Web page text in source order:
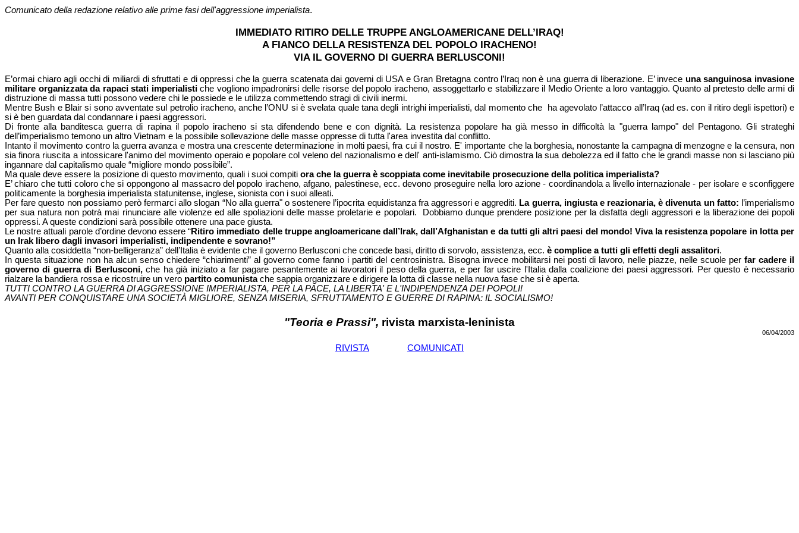
Comunicato della redazione relativo alle prime fasi dell'aggressione imperialista.
IMMEDIATO RITIRO DELLE TRUPPE ANGLOAMERICANE DELL’IRAQ!
A FIANCO DELLA RESISTENZA DEL POPOLO IRACHENO!
VIA IL GOVERNO DI GUERRA BERLUSCONI!
E’ormai chiaro agli occhi di miliardi di sfruttati e di oppressi che la guerra scatenata dai governi di USA e Gran Bretagna contro l’Iraq non è una guerra di liberazione. E’ invece una sanguinosa invasione
militare organizzata da rapaci stati imperialistiche vogliono impadronirsi delle risorse del popolo iracheno, assoggettarlo e stabilizzare il Medio Oriente a loro vantaggio. Quanto al pretesto delle armi di
distruzione di massa tutti possono vedere chi le possiede e le utilizza commettendo stragi di civili inermi.
Mentre Bush e Blair si sono avventate sul petrolio iracheno, anche l’ONU si è svelata quale tana degli intrighi imperialisti, dal momento che
ha agevolato l’attacco all’Iraq (ad es. con il ritiro degli ispettori) e
si è ben guardata dal condannare i paesi aggressori.
Di fronte alla banditesca guerra di rapina il popolo iracheno si sta difendendo bene e con dignità. La resistenza popolare ha già messo in difficoltà la "guerra lampo" del Pentagono. Gli strateghi
dell’imperialismo temono un altro Vietnam e la possibile sollevazione delle masse oppresse di tutta l'area investita dal conflitto.
Intanto il movimento contro la guerra avanza e mostra una crescente determinazione in molti paesi, fra cui il nostro. E' importante che la borghesia, nonostante la campagna di menzogne e la censura, non
sia finora riuscita a intossicare l'animo del movimento operaio e popolare col veleno del nazionalismo e dell' anti-islamismo. Ciò dimostra la sua debolezza ed il fatto che le grandi masse non si lasciano più
ingannare dal capitalismo quale “migliore mondo possibile”.
Ma quale deve essere la posizione di questo movimento, quali i suoi compiti ora che la guerra è scoppiata come inevitabile prosecuzione della politica imperialista?
E’ chiaro che tutti coloro che si oppongono al massacro del popolo iracheno, afgano, palestinese, ecc. devono proseguire nella loro azione - coordinandola a livello internazionale - per isolare e sconfiggere
politicamente la borghesia imperialista statunitense, inglese, sionista con i suoi alleati.
Per fare questo non possiamo però fermarci allo slogan “No alla guerra" o sostenere l’ipocrita equidistanza fra aggressori e aggrediti. La guerra, ingiusta e reazionaria, è divenuta un fatto: l’imperialismo
per sua natura non potrà mai rinunciare alle violenze ed alle spoliazioni delle masse proletarie e popolari.
Dobbiamo dunque prendere posizione per la disfatta degli aggressori e la liberazione dei popoli
oppressi. A queste condizioni sarà possibile ottenere una pace giusta.
Le nostre attuali parole d’ordine devono essere “Ritiro immediato delle truppe angloamericane dall’Irak, dall’Afghanistan e da tutti gli altri paesi del mondo! Viva la resistenza popolare in lotta per
un Irak libero dagli invasori imperialisti, indipendente e sovrano!”
Quanto alla cosiddetta “non-belligeranza” dell’Italia è evidente che il governo Berlusconi che concede basi, diritto di sorvolo, assistenza, ecc. è complice a tutti gli effetti degli assalitori.
In questa situazione non ha alcun senso chiedere “chiarimenti” al governo come fanno i partiti del centrosinistra. Bisogna invece mobilitarsi nei posti di lavoro, nelle piazze, nelle scuole per far cadere il
governo di guerra di Berlusconi,che ha già iniziato a far pagare pesantemente ai lavoratori il peso della guerra, e per far uscire l'Italia dalla coalizione dei paesi aggressori. Per questo è necessario
rialzare la bandiera rossa e ricostruire un vero partito comunistache sappia organizzare e dirigere la lotta di classe nella nuova fase che si è aperta.
TUTTI CONTRO LA GUERRA DI AGGRESSIONE IMPERIALISTA, PER LA PACE, LA LIBERTA' E L'INDIPENDENZA DEI POPOLI!
AVANTI PER CONQUISTARE UNA SOCIETÀ MIGLIORE, SENZA MISERIA, SFRUTTAMENTO E GUERRE DI RAPINA: IL SOCIALISMO!
"Teoria e Prassi", rivista marxista-leninista
06/04/2003
RIVISTA COMUNICATI